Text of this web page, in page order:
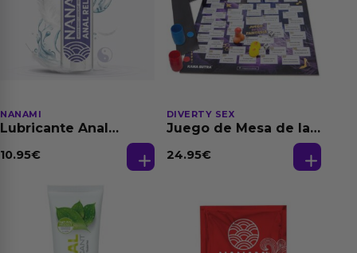
NANAMI
Lubricante Anal
Dilatación Base Agua
10.95€
DIVERTY SEX
Juego de Mesa de las
24.95€